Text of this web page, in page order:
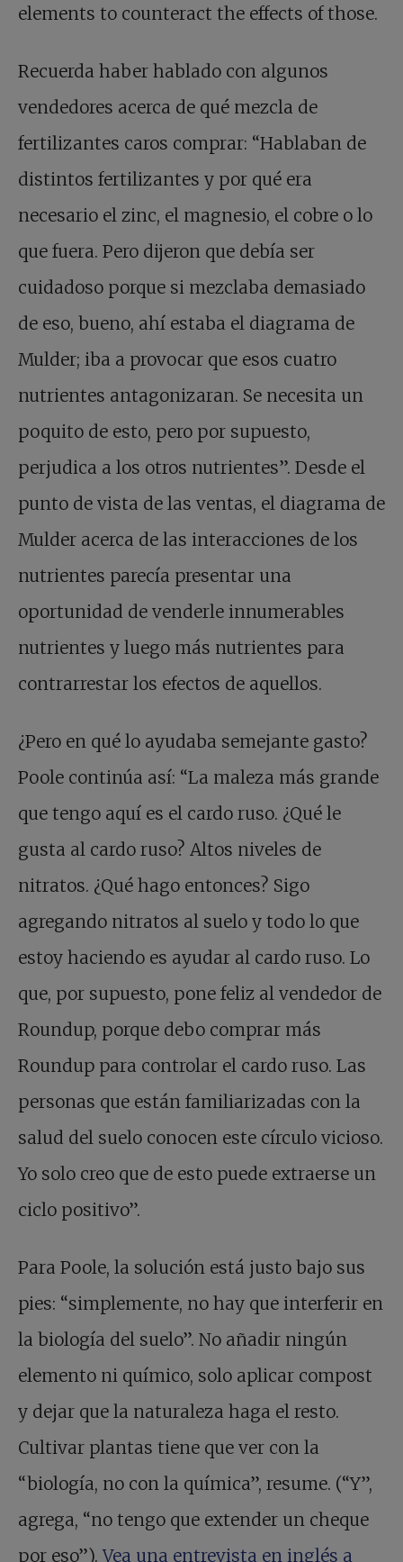
elements to counteract the effects of those.
Recuerda haber hablado con algunos
vendedores acerca de qué mezcla de
fertilizantes caros comprar: “Hablaban de
distintos fertilizantes y por qué era
necesario el zinc, el magnesio, el cobre o lo
que fuera. Pero dijeron que debía ser
cuidadoso porque si mezclaba demasiado
de eso, bueno, ahí estaba el diagrama de
Mulder; iba a provocar que esos cuatro
nutrientes antagonizaran. Se necesita un
poquito de esto, pero por supuesto,
perjudica a los otros nutrientes”. Desde el
punto de vista de las ventas, el diagrama de
Mulder acerca de las interacciones de los
nutrientes parecía presentar una
oportunidad de venderle innumerables
nutrientes y luego más nutrientes para
contrarrestar los efectos de aquellos.
¿Pero en qué lo ayudaba semejante gasto?
Poole continúa así: “La maleza más grande
que tengo aquí es el cardo ruso. ¿Qué le
gusta al cardo ruso? Altos niveles de
nitratos. ¿Qué hago entonces? Sigo
agregando nitratos al suelo y todo lo que
estoy haciendo es ayudar al cardo ruso. Lo
que, por supuesto, pone feliz al vendedor de
Roundup, porque debo comprar más
Roundup para controlar el cardo ruso. Las
personas que están familiarizadas con la
salud del suelo conocen este círculo vicioso.
Yo solo creo que de esto puede extraerse un
ciclo positivo”.
Para Poole, la solución está justo bajo sus
pies: “simplemente, no hay que interferir en
la biología del suelo”. No añadir ningún
elemento ni químico, solo aplicar compost
y dejar que la naturaleza haga el resto.
Cultivar plantas tiene que ver con la
“biología, no con la química”, resume. (“Y”,
agrega, “no tengo que extender un cheque
por eso”).Vea una entrevista en inglés a